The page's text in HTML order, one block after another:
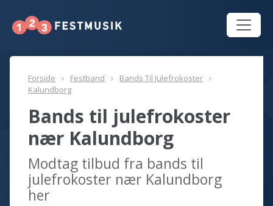
Forside Festband
Bands Til Julefrokoster
Kalundborg
Bands til julefrokoster
nær Kalundborg
Modtag tilbud fra bands til
julefrokoster nær Kalundborg
her